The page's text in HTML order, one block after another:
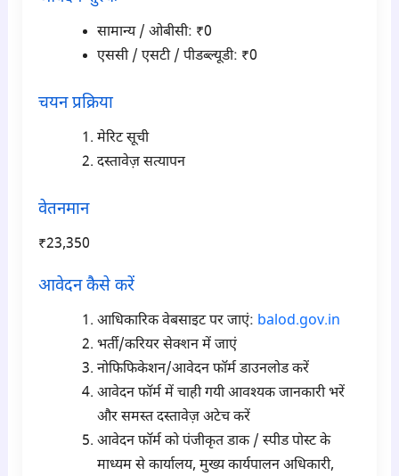
सामान्य / ओबीसी: ₹0
एससी / एसटी / पीडब्ल्यूडी: ₹0
चयन प्रक्रिया
मेरिट सूची
दस्तावेज़ सत्यापन
वेतनमान
₹23,350
आवेदन कैसे करें
आधिकारिक वेबसाइट पर जाएं: balod.gov.in
भर्ती/करियर सेक्शन में जाएं
नोफिफिकेशन/आवेदन फॉर्म डाउनलोड करें
आवेदन फॉर्म में चाही गयी आवश्यक जानकारी भरें
और समस्त दस्तावेज़ अटेच करें
आवेदन फॉर्म को पंजीकृत डाक / स्पीड पोस्ट के
माध्यम से कार्यालय, मुख्य कार्यपालन अधिकारी,